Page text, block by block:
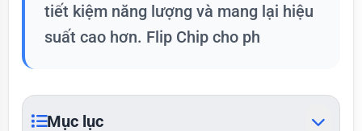
tiết kiệm năng lượng và mang lại hiệu
suất cao hơn. Flip Chip cho ph
Mục lục